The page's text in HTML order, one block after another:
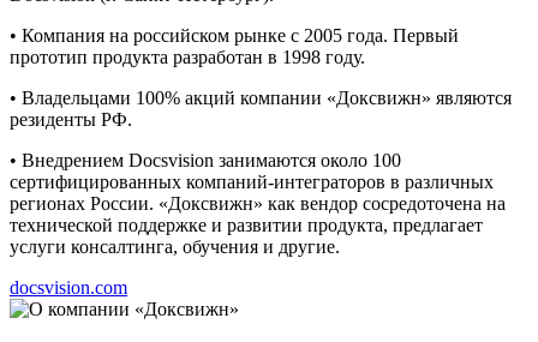
• Компания на российском рынке с 2005 года. Первый
прототип продукта разработан в 1998 году.
• Владельцами 100% акций компании «Доксвижн» являются
резиденты РФ.
• Внедрением Docsvision занимаются около 100
сертифицированных компаний-интеграторов в различных
регионах России. «Доксвижн» как вендор сосредоточена на
технической поддержке и развитии продукта, предлагает
услуги консалтинга, обучения и другие.
docsvision.com